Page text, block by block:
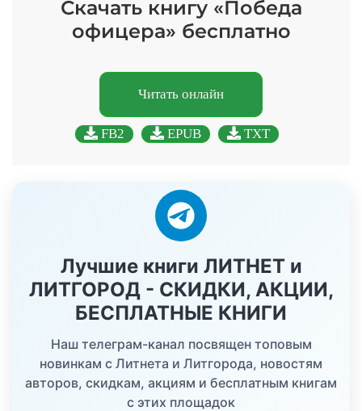
Скачать книгу «Победа
офицера» бесплатно
Читать онлайн
FB2 EPUB TXT
Лучшие книги ЛИТНЕТ и
ЛИТГОРОД - СКИДКИ, АКЦИИ,
БЕСПЛАТНЫЕ КНИГИ
Наш телеграм-канал посвящен топовым
новинкам с Литнета и Литгорода, новостям
авторов, скидкам, акциям и бесплатным книгам
с этих площадок